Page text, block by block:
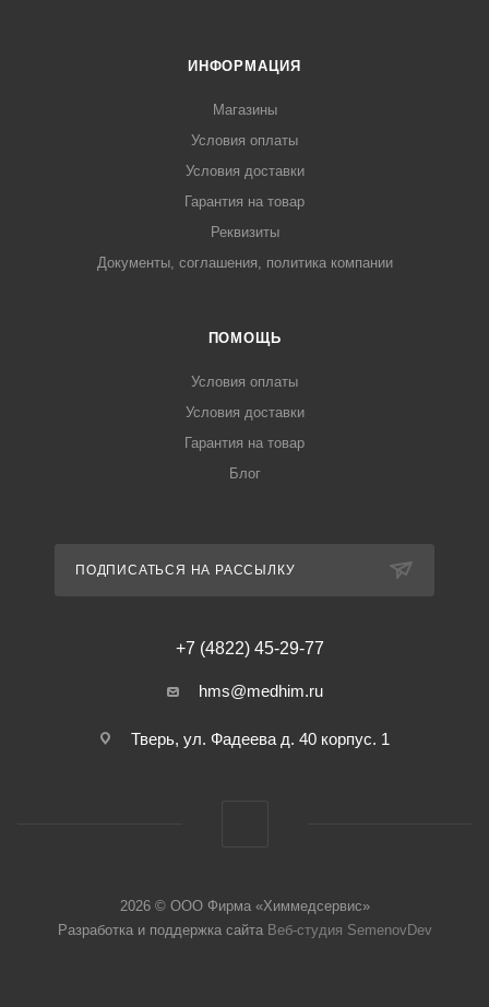
ИНФОРМАЦИЯ
Магазины
Условия оплаты
Условия доставки
Гарантия на товар
Реквизиты
Документы, соглашения, политика компании
ПОМОЩЬ
Условия оплаты
Условия доставки
Гарантия на товар
Блог
ПОДПИСАТЬСЯ НА РАССЫЛКУ
+7 (4822) 45-29-77
hms@medhim.ru
Тверь, ул. Фадеева д. 40 корпус. 1
2026 © ООО Фирма «Химмедсервис»
Разработка и поддержка сайта Веб-студия SemenovDev